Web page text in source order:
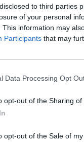
to third parties
of your personal
This information may
Participants that may
Data Processing Opt
opt-out of the Sharing of
opt-out of the Sale of my
2023-ban egyre
még
az egyes
így kiderülhet,